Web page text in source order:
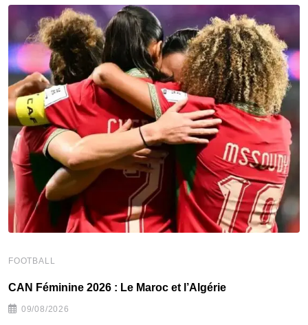
FOOTBALL
CAN Féminine 2026 : Le Maroc et l’Algérie
09/08/2026